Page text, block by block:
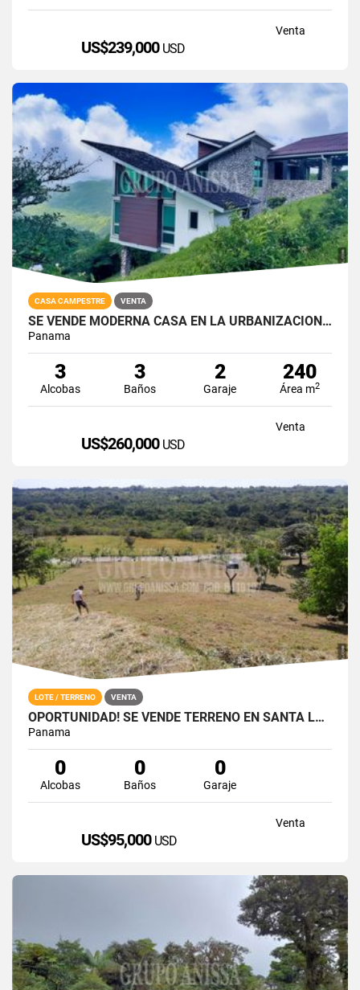
Venta
US$239,000 USD
CASA CAMPESTRE VENTA
SE VENDE MODERNA CASA EN LA URBANIZACIÓN LAS NUBES DEL VALLE DE ANTÓN
Panama
3
Alcobas
3
Baños
2
Garaje
240
Área m2
Venta
US$260,000 USD
LOTE / TERRENO VENTA
OPORTUNIDAD! SE VENDE TERRENO EN SANTA LUCIA VÍA AL VALLE DE ANTÓN
Panama
0
Alcobas
0
Baños
0
Garaje
Venta
US$95,000 USD